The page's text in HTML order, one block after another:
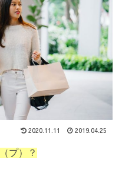
2020.11.11 2019.04.25
プ）？